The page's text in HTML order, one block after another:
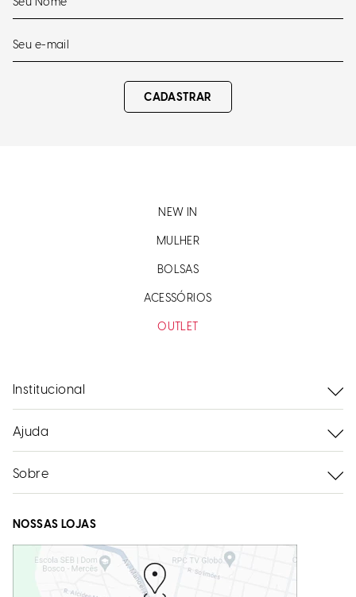
CADASTRAR
NEW IN
MULHER
BOLSAS
ACESSÓRIOS
OUTLET
Institucional
Ajuda
Sobre
NOSSAS LOJAS